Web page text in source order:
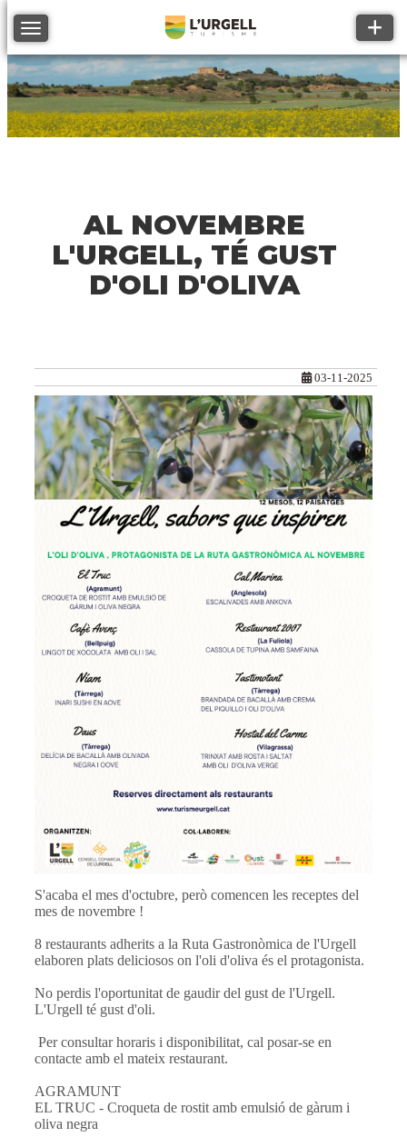
Toggle navigation
AL NOVEMBRE
L'URGELL, TÉ GUST
D'OLI D'OLIVA
03-11-2025
S'acaba el mes d'octubre, però comencen les receptes del
mes de novembre !
8 restaurants adherits a la Ruta Gastronòmica de l'Urgell
elaboren plats deliciosos on l'oli d'oliva és el protagonista.
No perdis l'oportunitat de gaudir del gust de l'Urgell.
L'Urgell té gust d'oli.
Per consultar horaris i disponibilitat, cal posar-se en
contacte amb el mateix restaurant.
AGRAMUNT
EL TRUC - Croqueta de rostit amb emulsió de gàrum i
oliva negra